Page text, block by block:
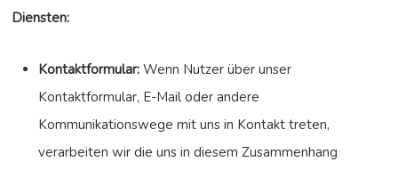
Diensten:
Kontaktformular:Wenn Nutzer über unser
Kontaktformular, E-Mail oder andere
Kommunikationswege mit uns in Kontakt treten,
verarbeiten wir die uns in diesem Zusammenhang